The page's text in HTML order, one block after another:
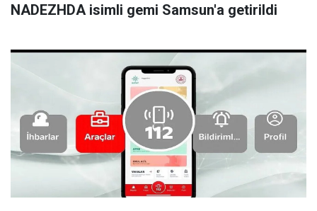
NADEZHDA isimli gemi Samsun'a getirildi